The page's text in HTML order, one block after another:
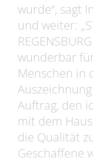
wurde“, sagt
und weiter:
wunderbar
Menschen in
Auftrag, den
mit dem
die Qualität
Geschaffene